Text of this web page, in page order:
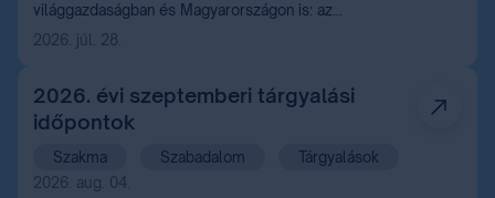
világgazdaságban és Magyarországon is: az
értékteremtés egyre inkább az immateriális
javakhoz, különösen a szellemi tulajdonhoz kötődik.
2026. júl. 28.
2026. évi szeptemberi tárgyalási
időpontok
Szakma Szabadalom
Tárgyalások
2026. aug. 04.